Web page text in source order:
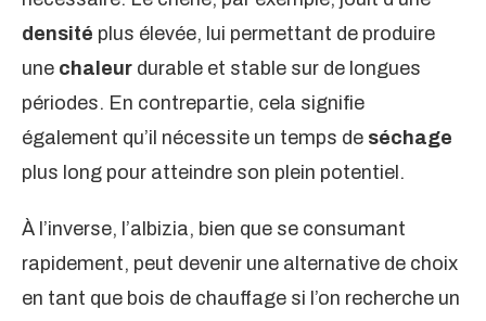
densité plus élevée, lui permettant de produire
une chaleur durable et stable sur de longues
périodes. En contrepartie, cela signifie
également qu’il nécessite un temps de séchage
plus long pour atteindre son plein potentiel.
À l’inverse, l’albizia, bien que se consumant
rapidement, peut devenir une alternative de choix
en tant que bois de chauffage si l’on recherche un